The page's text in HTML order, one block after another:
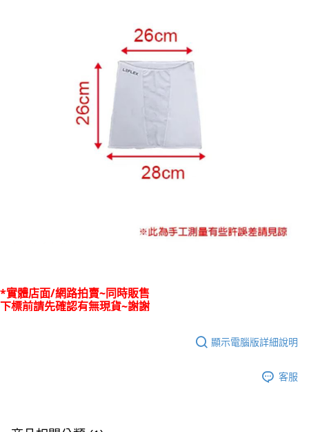
*實體店面/網路拍賣~同時販售
下標前請先確認有無現貨~謝謝
顯示電腦版詳細說明
客服